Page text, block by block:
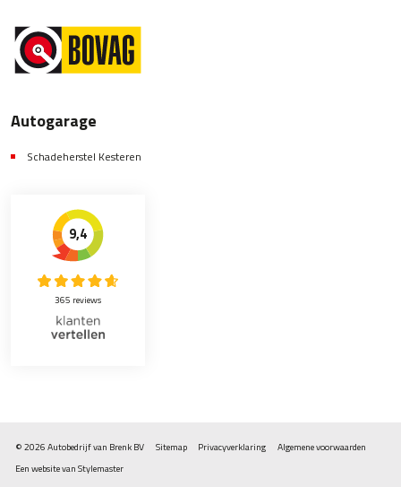
Autogarage
Schadeherstel Kesteren
9,4
365 reviews
© 2026 Autobedrijf van Brenk BV Sitemap Privacyverklaring
Algemene voorwaarden
Een website van Stylemaster